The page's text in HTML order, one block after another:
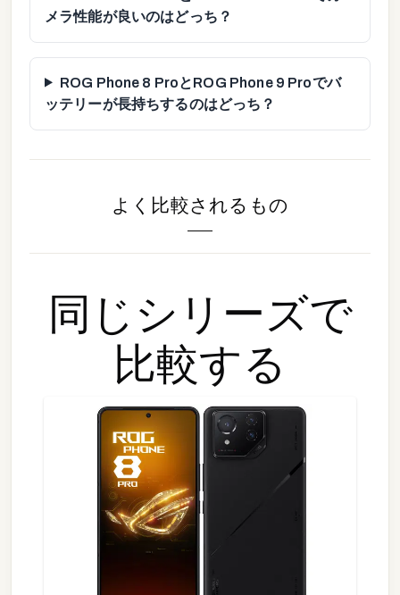
メラ性能が良いのはどっち？
ROG Phone 8 ProとROG Phone 9 Proでバ
ッテリーが長持ちするのはどっち？
よく比較されるもの
同じシリーズで
比較する